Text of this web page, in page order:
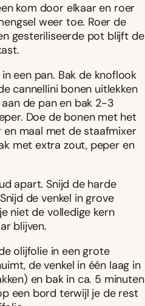
kom door elkaar en roer
weer toe. Roer de
gesteriliseerde pot blijft de
een pan. Bak de knoflook
cannellini bonen uitlekken
de pan en bak 2-3
Doe de bonen met het
maal met de staafmixer
met extra zout, peper en
apart. Snijd de harde
de venkel in grove
niet de volledige kern
blijven.
olijfolie in een grote
de venkel in één laag in
en bak in ca. 5 minuten
een bord terwijl je de rest